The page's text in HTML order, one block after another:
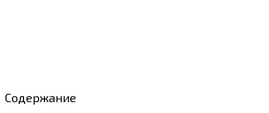
Содержание